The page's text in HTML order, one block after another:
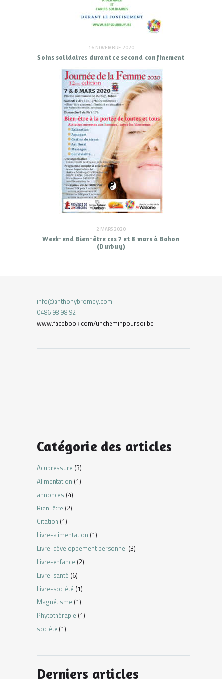
16 NOVEMBRE 2020
Soins solidaires durant ce second confinement
2 MARS 2020
Week-end Bien-être ces 7 et 8 mars à Bohon
(Durbuy)
info@anthonybromey.com
0486 98 98 92
www.facebook.com/uncheminpoursoi.be
Catégorie des articles
Acupressure (3)
Alimentation (1)
annonces (4)
Bien-être (2)
Citation (1)
Livre-alimentation (1)
Livre-développement personnel (3)
Livre-enfance (2)
Livre-santé (6)
Livre-société (1)
Magnétisme (1)
Phytothérapie (1)
société (1)
Derniers articles